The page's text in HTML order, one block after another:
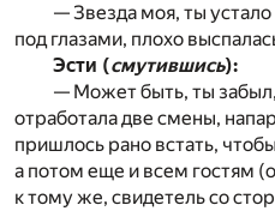
— Звезда моя, ты
под глазами, плохо
Эсти (смутившись):
— Может быть, ты забыл,
отработала две смены,
пришлось рано встать,
а потом еще и всем гостям
к тому же, свидетель со